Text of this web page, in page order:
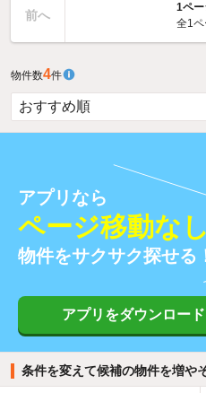
前へ
1ペー
全1ペ
物件数4件
アプリなら
ページ移動なし
物件をサクサク探せる
アプリをダウンロード
条件を変えて候補の物件を増や